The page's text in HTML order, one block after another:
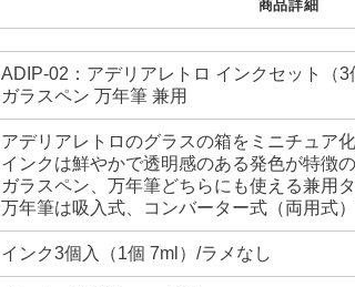
商品詳細
ADIP-02：アデリアレトロ インクセット（
ガラスペン 万年筆 兼用
アデリアレトロのグラスの箱をミニチュア
インクは鮮やかで透明感のある発色が特徴
ガラスペン、万年筆どちらにも使える兼用タ
万年筆は吸入式、コンバーター式（両用式
インク3個入（1個 7ml）/ラメなし